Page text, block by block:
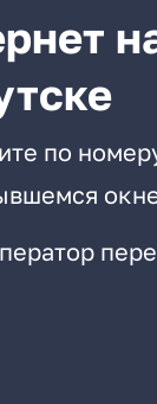
по